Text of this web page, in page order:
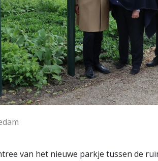
van het nieuwe parkje tussen de